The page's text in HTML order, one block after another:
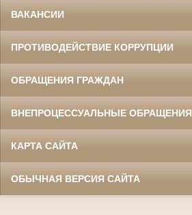
ВАКАНСИИ
ПРОТИВОДЕЙСТВИЕ КОРРУПЦИИ
ОБРАЩЕНИЯ ГРАЖДАН
ВНЕПРОЦЕССУАЛЬНЫЕ ОБРАЩЕНИЯ
КАРТА САЙТА
ОБЫЧНАЯ ВЕРСИЯ САЙТА